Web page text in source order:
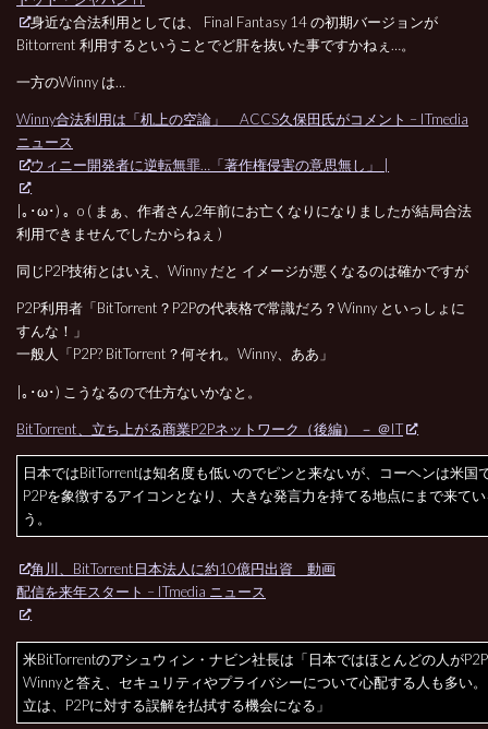
身近な合法利用としては、 Final Fantasy 14 の初期バージョンが
Bittorrent 利用するということでど肝を抜いた事ですかねぇ…。
一方のWinny は…
Winny合法利用は「机上の空論」 ACCS久保田氏がコメント – ITmedia
ニュース
ウィニー開発者に逆転無罪…「著作権侵害の意思無し」 |
|｡･ω･) 。o ( まぁ、作者さん2年前にお亡くなりになりましたが結局合法
利用できませんでしたからねぇ )
同じP2P技術とはいえ、Winny だと イメージが悪くなるのは確かですが
P2P利用者「BitTorrent？P2Pの代表格で常識だろ？Winny といっしょに
すんな！」
一般人「P2P? BitTorrent？何それ。Winny、ああ」
|｡･ω･) こうなるので仕方ないかなと。
BitTorrent、立ち上がる商業P2Pネットワーク（後編） － ＠IT
日本ではBitTorrentは知名度も低いのでピンと来ないが、コーヘンは米国
P2Pを象徴するアイコンとなり、大きな発言力を持てる地点にまで来て
う。
角川、BitTorrent日本法人に約10億円出資 動画
配信を来年スタート – ITmedia ニュース
米BitTorrentのアシュウィン・ナビン社長は「日本ではほとんどの人が
Winnyと答え、セキュリティやプライバシーについて心配する人も多い
立は、P2Pに対する誤解を払拭する機会になる」